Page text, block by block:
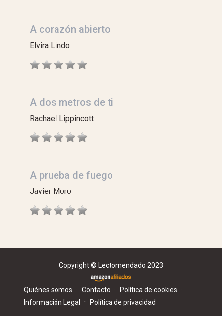
A corazón abierto
Elvira Lindo
A dos metros de ti
Rachael Lippincott
A prueba de fuego
Javier Moro
Copyright © Lectomendado 2023
Quiénes somos · Contacto · Política de cookies ·
Información Legal · Política de privacidad